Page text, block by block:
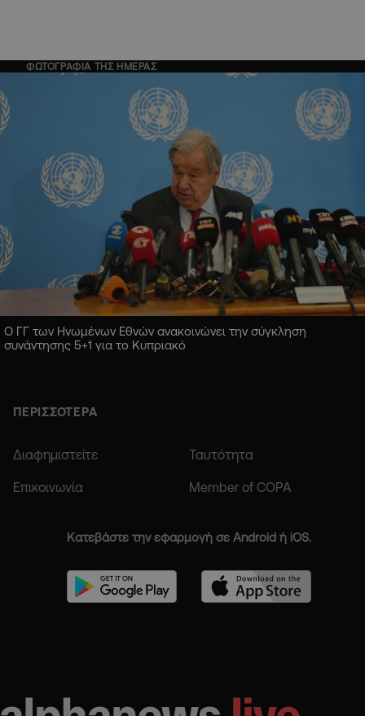
ΦΩΤΟΓΡΑΦΙΑ ΤΗΣ ΗΜΕΡΑΣ
Ο ΓΓ των Ηνωμένων Εθνών ανακοινώνει την σύγκληση
συνάντησης 5+1 για το Κυπριακό
ΠΕΡΙΣΣΟΤΕΡΑ
Διαφημιστείτε Ταυτότητα
Επικοινωνία Member of COPA
Κατεβάστε την εφαρμογή σε Android ή iOS.